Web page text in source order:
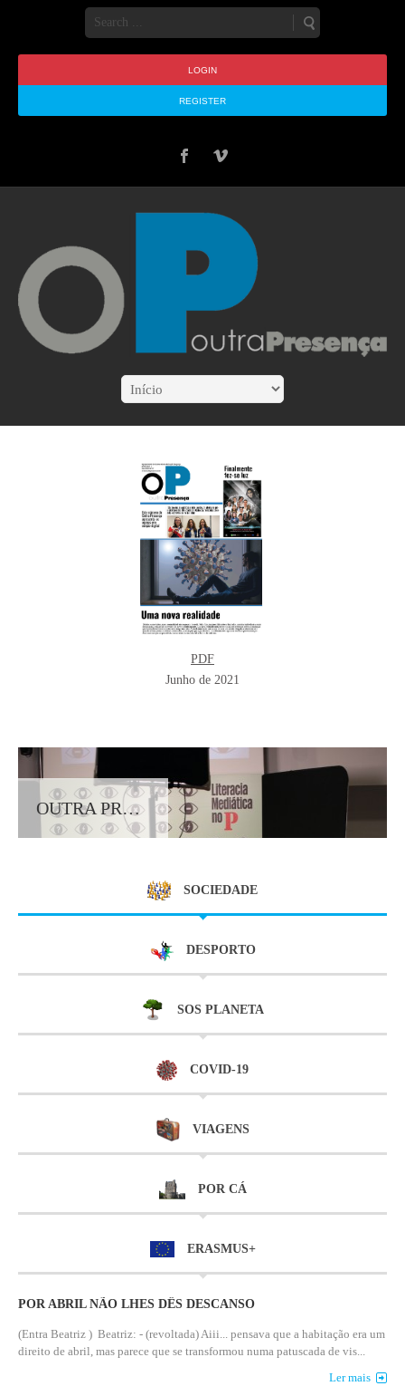
LOGIN
REGISTER
PDF
Junho de 2021
OUTRA PRESENÇA - MELHOR JORNAL DE AGRUPAMENTO 2020-2021
SOCIEDADE
DESPORTO
SOS PLANETA
COVID-19
VIAGENS
POR CÁ
ERASMUS+
POR ABRIL NÃO LHES DÊS DESCANSO
(Entra Beatriz ) Beatriz: - (revoltada) Aiii... pensava que a habitação era um
direito de abril, mas parece que se transformou numa patuscada de vis...
Ler mais